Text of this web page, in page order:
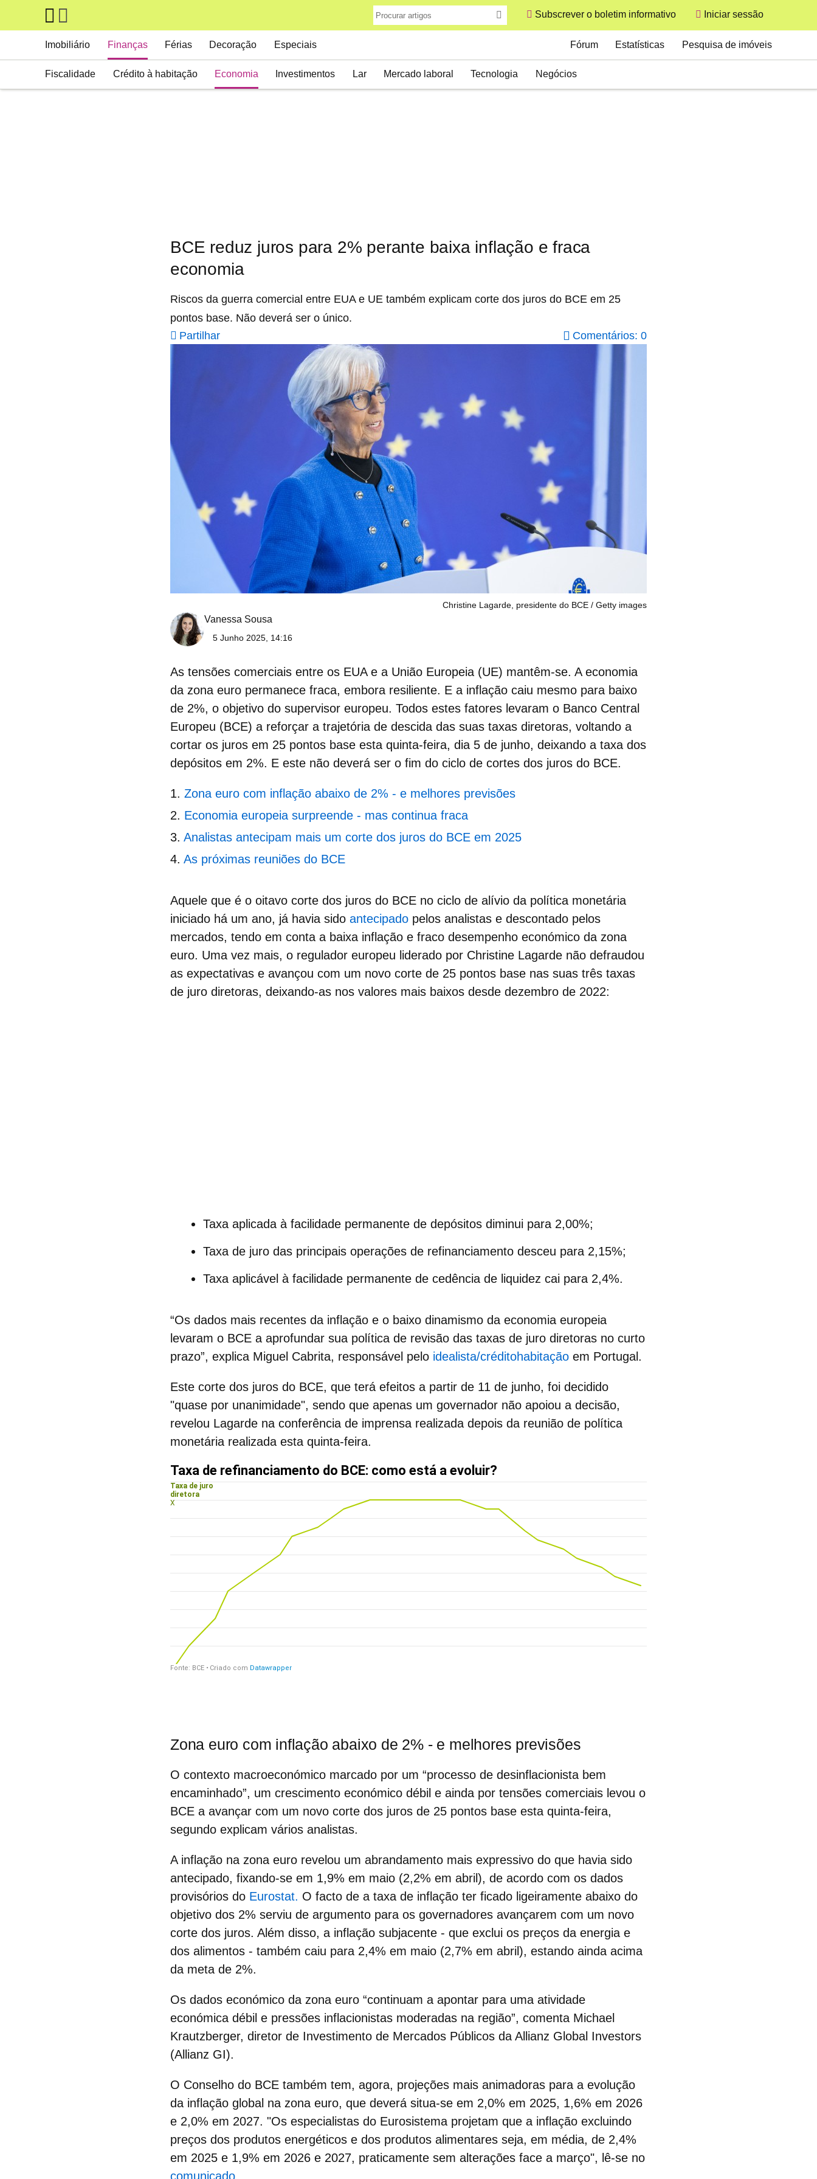
Skip to main content
Subscrever o boletim informativo
User
Iniciar sessão
Main navigation
Imobiliário Finanças
Fiscalidade Crédito à habitação Economia Investimentos Lar Mercado laboral Tecnologia Negócios
Férias Decoração Especiais
Secondary
Fórum Estatísticas Pesquisa de imóveis
BCE reduz juros para 2% perante baixa inflação e fraca
economia
Riscos da guerra comercial entre EUA e UE também explicam corte dos juros do BCE em 25
pontos base. Não deverá ser o único.
Partilhar
Comentários: 0
Christine Lagarde, presidente do BCE Getty images
Vanessa Sousa
5 Junho 2025, 14:16
As tensões comerciais entre os EUA e a União Europeia (UE) mantêm-se. A economia
da zona euro permanece fraca, embora resiliente. E a inflação caiu mesmo para baixo
de 2%, o objetivo do supervisor europeu. Todos estes fatores levaram o Banco Central
Europeu (BCE) a reforçar a trajetória de descida das suas taxas diretoras, voltando a
cortar os juros em 25 pontos base esta quinta-feira, dia 5 de junho, deixando a taxa dos
depósitos em 2%. E este não deverá ser o fim do ciclo de cortes dos juros do BCE.
Zona euro com inflação abaixo de 2% - e melhores previsões
Economia europeia surpreende - mas continua fraca
Analistas antecipam mais um corte dos juros do BCE em 2025
As próximas reuniões do BCE
Aquele que é o oitavo corte dos juros do BCE no ciclo de alívio da política monetária
iniciado há um ano, já havia sido antecipado pelos analistas e descontado pelos
mercados, tendo em conta a baixa inflação e fraco desempenho económico da zona
euro. Uma vez mais, o regulador europeu liderado por Christine Lagarde não defraudou
as expectativas e avançou com um novo corte de 25 pontos base nas suas três taxas
de juro diretoras, deixando-as nos valores mais baixos desde dezembro de 2022:
Taxa aplicada à facilidade permanente de depósitos diminui para 2,00%;
Taxa de juro das principais operações de refinanciamento desceu para 2,15%;
Taxa aplicável à facilidade permanente de cedência de liquidez cai para 2,4%.
“Os dados mais recentes da inflação e o baixo dinamismo da economia europeia
levaram o BCE a aprofundar sua política de revisão das taxas de juro diretoras no curto
prazo”, explica Miguel Cabrita, responsável pelo idealista/créditohabitação em Portugal.
Este corte dos juros do BCE, que terá efeitos a partir de 11 de junho, foi decidido
"quase por unanimidade", sendo que apenas um governador não apoiou a decisão,
revelou Lagarde na conferência de imprensa realizada depois da reunião de política
monetária realizada esta quinta-feira.
Zona euro com inflação abaixo de 2% - e melhores previsões
O contexto macroeconómico marcado por um “processo de desinflacionista bem
encaminhado”, um crescimento económico débil e ainda por tensões comerciais levou o
BCE a avançar com um novo corte dos juros de 25 pontos base esta quinta-feira,
segundo explicam vários analistas.
A inflação na zona euro revelou um abrandamento mais expressivo do que havia sido
antecipado, fixando-se em 1,9% em maio (2,2% em abril), de acordo com os dados
provisórios do Eurostat. O facto de a taxa de inflação ter ficado ligeiramente abaixo do
objetivo dos 2% serviu de argumento para os governadores avançarem com um novo
corte dos juros. Além disso, a inflação subjacente - que exclui os preços da energia e
dos alimentos - também caiu para 2,4% em maio (2,7% em abril), estando ainda acima
da meta de 2%.
Os dados económico da zona euro “continuam a apontar para uma atividade
económica débil e pressões inflacionistas moderadas na região”, comenta Michael
Krautzberger, diretor de Investimento de Mercados Públicos da Allianz Global Investors
(Allianz GI).
O Conselho do BCE também tem, agora, projeções mais animadoras para a evolução
da inflação global na zona euro, que deverá situa-se em 2,0% em 2025, 1,6% em 2026
e 2,0% em 2027. "Os especialistas do Eurosistema projetam que a inflação excluindo
preços dos produtos energéticos e dos produtos alimentares seja, em média, de 2,4%
em 2025 e 1,9% em 2026 e 2027, praticamente sem alterações face a março", lê-se no
comunicado.